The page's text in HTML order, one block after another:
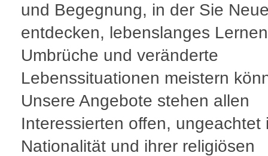
und Begegnung, in der Sie
entdecken, lebenslanges
Umbrüche und veränderte
Lebenssituationen meistern
Unsere Angebote stehen allen
Interessierten offen, ungeachtet
Nationalität und ihrer religiösen